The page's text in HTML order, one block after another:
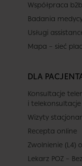
Współpraca b2b
Badania
Usługi
Mapa – sieć
DLA
Konsultacje
i
Wizyty
Recepta online
Zwolnienie (L4)
Lekarz POZ –